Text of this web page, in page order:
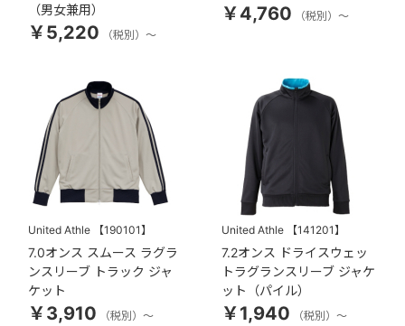
（男女兼用）
￥5,220 （税別）～
￥4,760 （税別）～
United Athle 【190101】
7.0オンス スムース ラグラ
ンスリーブ トラック ジャ
ケット
￥3,910 （税別）～
United Athle 【141201】
7.2オンス ドライスウェッ
トラグランスリーブ ジャケ
ット（パイル）
￥1,940 （税別）～